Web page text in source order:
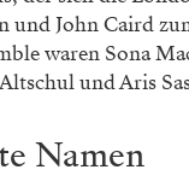
und John Caird
waren Sona
und Aris
Namen